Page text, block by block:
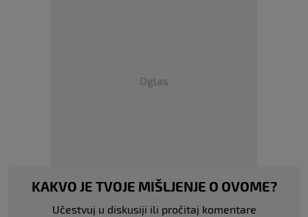
Oglas
KAKVO JE TVOJE MIŠLJENJE O OVOME?
Učestvuj u diskusiji ili pročitaj komentare